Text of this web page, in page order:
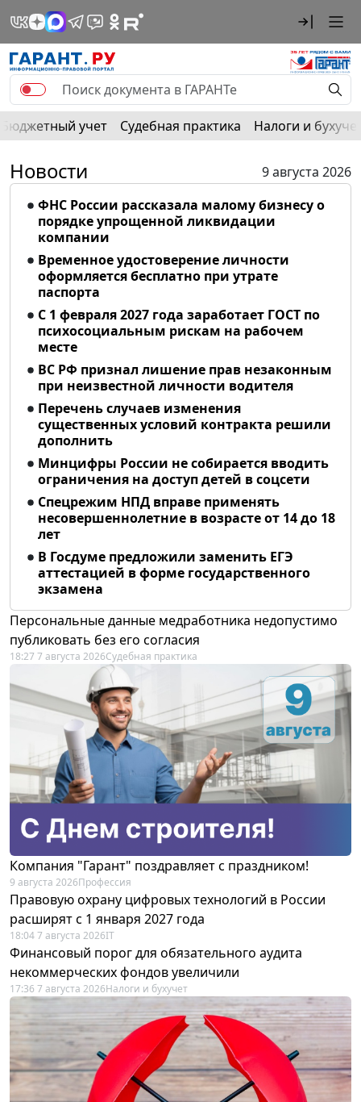
Бюджетный учет Судебная практика Налоги и
Новости
9 августа 2026
ФНС России рассказала малому бизнесу о
порядке упрощенной ликвидации
компании
Временное удостоверение личности
оформляется бесплатно при утрате
паспорта
С 1 февраля 2027 года заработает ГОСТ по
психосоциальным рискам на рабочем
месте
ВС РФ признал лишение прав незаконным
при неизвестной личности водителя
Перечень случаев изменения
существенных условий контракта решили
дополнить
Минцифры России не собирается вводить
ограничения на доступ детей в соцсети
Спецрежим НПД вправе применять
несовершеннолетние в возрасте от 14 до 18
лет
В Госдуме предложили заменить ЕГЭ
аттестацией в форме государственного
экзамена
Персональные данные медработника недопустимо
публиковать без его согласия
18:27 7 августа 2026Судебная практика
Компания "Гарант" поздравляет с праздником!
9 августа 2026Профессия
Правовую охрану цифровых технологий в России
расширят с 1 января 2027 года
18:04 7 августа 2026IT
Финансовый порог для обязательного аудита
некоммерческих фондов увеличили
17:36 7 августа 2026Налоги и бухучет